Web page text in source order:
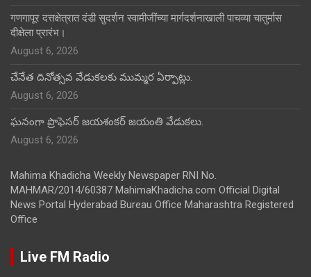
गणगापूर दत्तक्षेत्रात दंडी सुदर्शन स्वामीजींच्या मार्गदर्शनाखाली पाचव्या चातुर्मास
दीक्षेला प्रारंभ।
August 6, 2026
చేనేత దినోత్సవ వేడుకలకు ముమ్మర ఏర్పాట్లు.
August 6, 2026
ఘనంగా ప్రొఫెసర్ జయశంకర్ జయంతి వేడుకలు.
August 6, 2026
Mahima Khadicha Weekly Newspaper RNI No.
MAHMAR/2014/60387 MahimaKhadicha.com Official Digital
News Portal Hyderabad Bureau Office Maharashtra Registered
Office
Live FM Radio